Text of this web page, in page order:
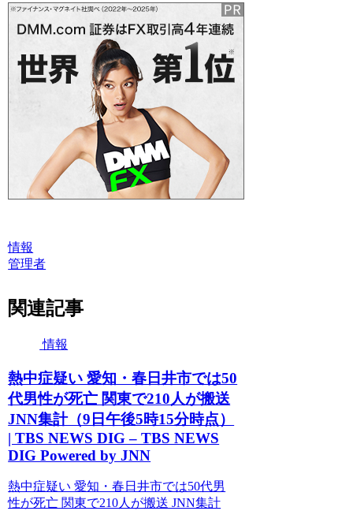
情報
管理者
関連記事
情報
熱中症疑い 愛知・春日井市では50
代男性が死亡 関東で210人が搬送
JNN集計（9日午後5時15分時点）
| TBS NEWS DIG – TBS NEWS
DIG Powered by JNN
熱中症疑い 愛知・春日井市では50代男
性が死亡 関東で210人が搬送 JNN集計